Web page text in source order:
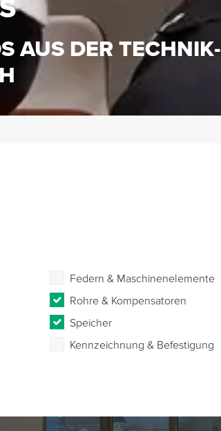
AUS DER TECHNIK-
Federn & Maschinenelemente
Rohre & Kompensatoren
Speicher
Kennzeichnung & Befestigung